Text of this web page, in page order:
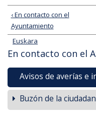
‹ En contacto con el
Ayuntamiento
Euskara
En contacto con el
Avisos de averías e
Buzón de la